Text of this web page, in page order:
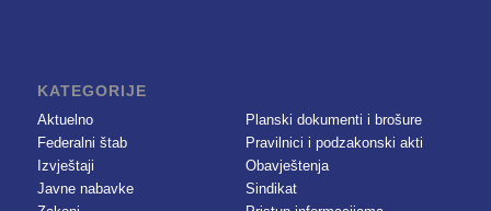
KATEGORIJE
Aktuelno
Federalni štab
Izvještaji
Javne nabavke
Planski dokumenti i brošure
Pravilnici i podzakonski akti
Obavještenja
Sindikat